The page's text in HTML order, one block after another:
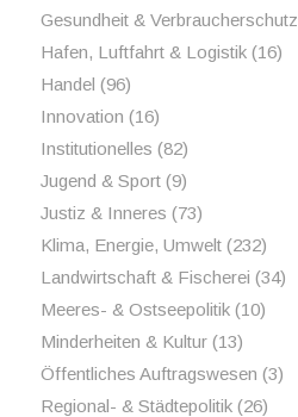
Gesundheit & Verbraucherschutz
Hafen, Luftfahrt & Logistik(16)
Handel (96)
Innovation (16)
Institutionelles (82)
Jugend & Sport(9)
Justiz & Inneres (73)
Klima, Energie, Umwelt(232)
Landwirtschaft & Fischerei (34)
Meeres- & Ostseepolitik(10)
Minderheiten & Kultur(13)
Öffentliches Auftragswesen (3)
Regional- & Städtepolitik(26)